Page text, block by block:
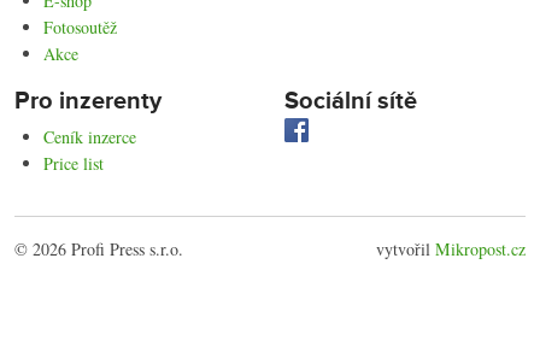
Fotosoutěž
Akce
Pro inzerenty
Ceník inzerce
Price list
Sociální sítě
© 2026 Profi Press s.r.o. vytvořil Mikropost.cz